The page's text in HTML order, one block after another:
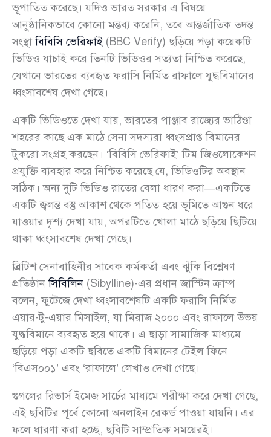
ভূপাতিত করেছে। যদিও ভারত সরকার এ বিষয়ে
আনুষ্ঠানিকভাবে কোনো মন্তব্য করেনি, তবে আন্তর্জাতিক তদন্ত
সংস্থাবিবিসি ভেরিফাই(BBC Verify) ছড়িয়ে পড়া কয়েকটি
ভিডিও যাচাই করে তিনটি ভিডিওর সত্যতা নিশ্চিত করেছে,
যেখানে ভারতের ব্যবহৃত ফরাসি নির্মিত রাফালে যুদ্ধবিমানের
ধ্বংসাবশেষ দেখা গেছে।
একটি ভিডিওতে দেখা যায়, ভারতের পাঞ্জাব রাজ্যের ভাঠিণ্ডা
শহরের কাছে এক মাঠে সেনা সদস্যরা ধ্বংসপ্রাপ্ত বিমানের
টুকরো সংগ্রহ করছেন। ‘বিবিসি ভেরিফাই’ টিম জিওলোকেশন
প্রযুক্তি ব্যবহার করে নিশ্চিত করেছে যে, ভিডিওটির অবস্থান
সঠিক। অন্য দুটি ভিডিও রাতের বেলা ধারণ করা—একটিতে
একটি জ্বলন্ত বস্তু আকাশ থেকে পতিত হয়ে ভূমিতে আগুন ধরে
যাওয়ার দৃশ্য দেখা যায়, অপরটিতে খোলা মাঠে ছড়িয়ে ছিটিয়ে
থাকা ধ্বংসাবশেষ দেখা গেছে।
ব্রিটিশ সেনাবাহিনীর সাবেক কর্মকর্তা এবং ঝুঁকি বিশ্লেষণ
প্রতিষ্ঠানসিবিলিন (Sibylline)-এর প্রধান জাস্টিন ক্রাম্প
বলেন, ফুটেজে দেখা ধ্বংসাবশেষটি একটি ফরাসি নির্মিত
এয়ার-টু-এয়ার মিসাইল, যা মিরাজ ২০০০ এবং রাফালে উভয়
যুদ্ধবিমানে ব্যবহৃত হয়ে থাকে। এ ছাড়া সামাজিক মাধ্যমে
ছড়িয়ে পড়া একটি ছবিতে একটি বিমানের টেইল ফিনে
‘বিএস০০১’ এবং ‘রাফালে’ লেখাও দেখা গেছে।
গুগলের রিভার্স ইমেজ সার্চের মাধ্যমে পরীক্ষা করে দেখা গেছে,
এই ছবিটির পূর্বে কোনো অনলাইন রেকর্ড পাওয়া যায়নি। এর
ফলে ধারণা করা হচ্ছে, ছবিটি সাম্প্রতিক সময়েরই।